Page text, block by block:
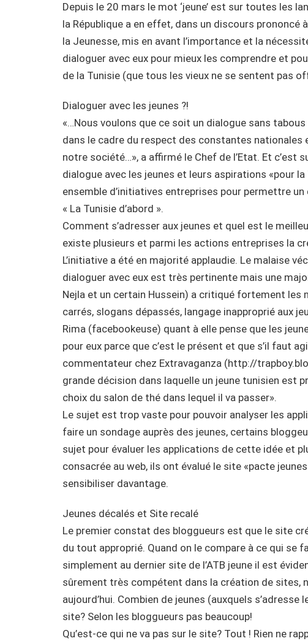
Depuis le 20 mars le mot ‘jeune’ est sur toutes les
la République a en effet, dans un discours prononcé
la Jeunesse, mis en avant l’importance et la
dialoguer avec eux pour mieux les comprendre et
de la Tunisie (que tous les vieux ne se sentent pas
Dialoguer avec les jeunes ?!
«…Nous voulons que ce soit un dialogue sans
dans le cadre du respect des constantes nationales
notre société…», a affirmé le Chef de l’Etat. Et c’est
dialogue avec les jeunes et leurs aspirations «pour
ensemble d’initiatives entreprises pour permettre
« La Tunisie d’abord ».
Comment s’adresser aux jeunes et quel est le
existe plusieurs et parmi les actions entreprises la
L’initiative a été en majorité applaudie. Le malaise
dialoguer avec eux est très pertinente mais une
Nejla et un certain Hussein) a critiqué fortement les
carrés, slogans dépassés, langage inapproprié aux
Rima (facebookeuse) quant à elle pense que les
pour eux parce que c’est le présent et que s’il faut
commentateur chez Extravaganza (http://
grande décision dans laquelle un jeune tunisien est
choix du salon de thé dans lequel il va passer».
Le sujet est trop vaste pour pouvoir analyser les
faire un sondage auprès des jeunes, certains
sujet pour évaluer les applications de cette idée et
consacrée au web, ils ont évalué le site «pacte
sensibiliser davantage.
Jeunes décalés et Site recalé
Le premier constat des bloggueurs est que le site
du tout approprié. Quand on le compare à ce qui se
simplement au dernier site de l’ATB jeune il est
sûrement très compétent dans la création de sites,
aujourd’hui. Combien de jeunes (auxquels
site? Selon les bloggueurs pas beaucoup!
Qu’est-ce qui ne va pas sur le site? Tout ! Rien ne